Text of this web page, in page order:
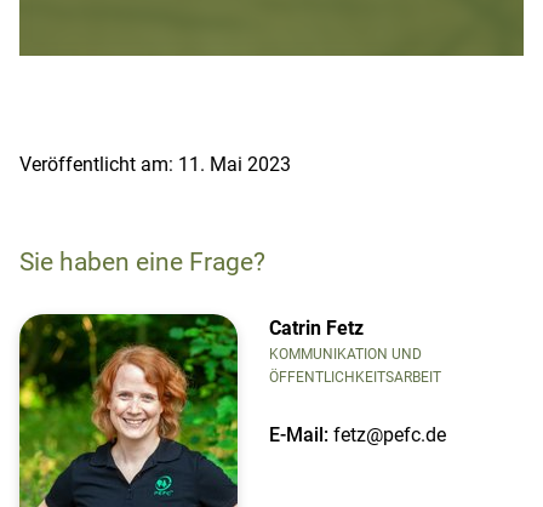
Veröffentlicht am: 11. Mai 2023
Sie haben eine Frage?
Catrin Fetz
KOMMUNIKATION UND
ÖFFENTLICHKEITSARBEIT
E-Mail: fetz@pefc.de